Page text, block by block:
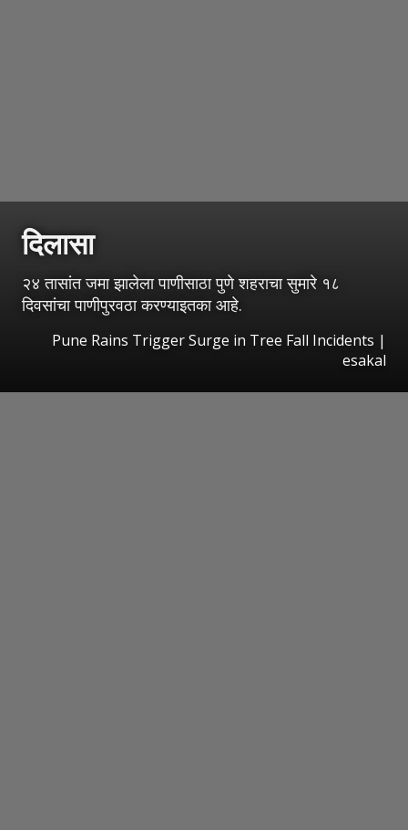
दिलासा
२४ तासांत जमा झालेला पाणीसाठा पुणे शहराचा सुमारे १८
दिवसांचा पाणीपुरवठा करण्याइतका आहे.
Pune Rains Trigger Surge in Tree Fall Incidents |
esakal